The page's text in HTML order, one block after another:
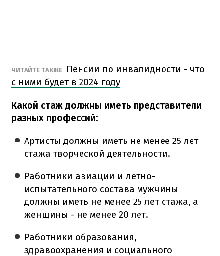
ЧИТАЙТЕ ТАКЖЕ
Пенсии по инвалидности - что
с ними будет в 2024 году
Какой стаж должны иметь представители
разных профессий:
Артисты должны иметь не менее 25 лет
стажа творческой деятельности.
Работники авиации и летно-
испытательного состава мужчины
должны иметь не менее 25 лет стажа, а
женщины - не менее 20 лет.
Работники образования,
здравоохранения и социального